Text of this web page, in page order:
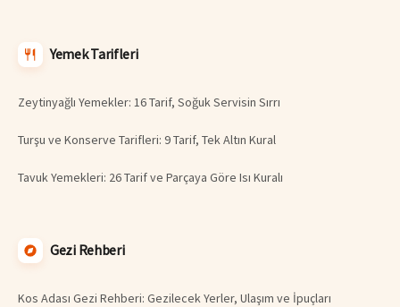
Yemek Tarifleri
Zeytinyağlı Yemekler: 16 Tarif, Soğuk Servisin Sırrı
Turşu ve Konserve Tarifleri: 9 Tarif, Tek Altın Kural
Tavuk Yemekleri: 26 Tarif ve Parçaya Göre Isı Kuralı
Gezi Rehberi
Kos Adası Gezi Rehberi: Gezilecek Yerler, Ulaşım ve İpuçları